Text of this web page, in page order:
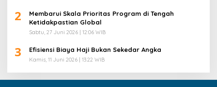
2
Membarui Skala Prioritas Program di Tengah
Ketidakpastian Global
Sabtu, 27 Juni 2026 | 12:06 WIB
3 Efisiensi Biaya Haji Bukan Sekedar Angka
Kamis, 11 Juni 2026 | 13:22 WIB